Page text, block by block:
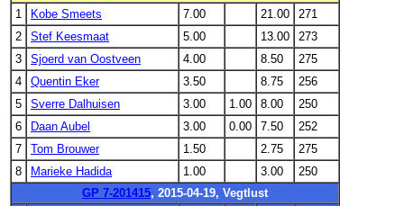
1
Kobe Smeets 7.00 21.00
271
2
Stef Keesmaat 5.00 13.00
273
3
Sjoerd van Oostveen 4.00 8.50
275
4
Quentin Eker 3.50 8.75
256
5
Sverre Dalhuisen 3.00 1.00 8.00
250
6
Daan Aubel 3.00 0.00 7.50
252
7
Tom Brouwer 1.50 2.75
275
8
Marieke Hadida 1.00 3.00
250
GP 7-201415, 2015-04-19, Vegtlust